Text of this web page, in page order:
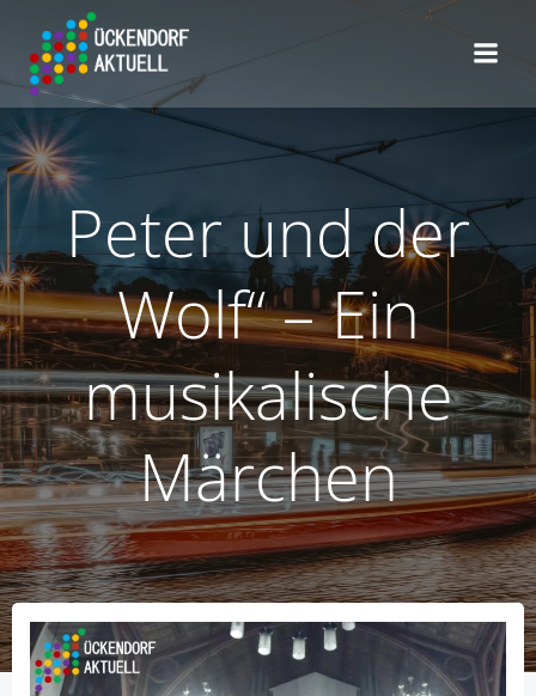
Peter und der
Wolf“ – Ein
musikalische
Märchen